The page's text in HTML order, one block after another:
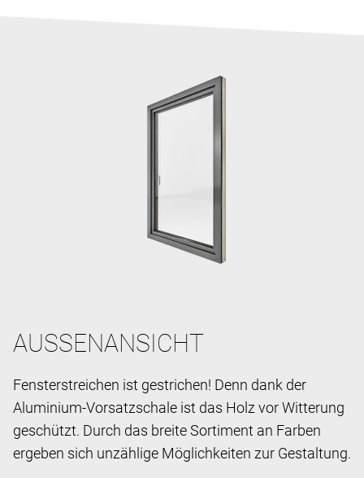
AUSSENANSICHT
Fensterstreichen ist gestrichen! Denn dank der
Aluminium-Vorsatzschale ist das Holz vor Witterung
geschützt. Durch das breite Sortiment an Farben
ergeben sich unzählige Möglichkeiten zur Gestaltung.